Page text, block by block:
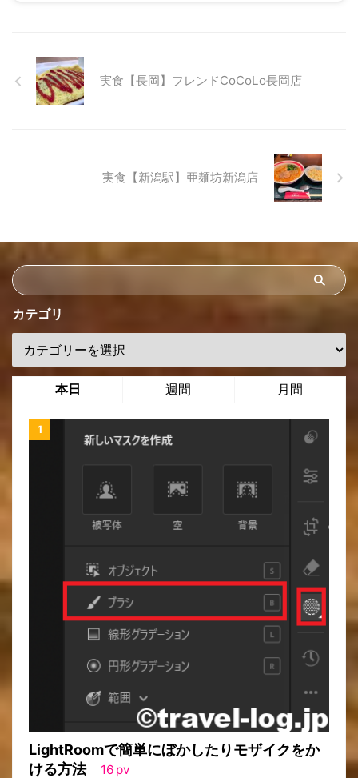
実食【長岡】フレンドCoCoLo長岡店
実食【新潟駅】亜麺坊新潟店
カテゴリ
本日 週間 月間
LightRoomで簡単にぼかしたりモザイクをか
ける方法
16 pv